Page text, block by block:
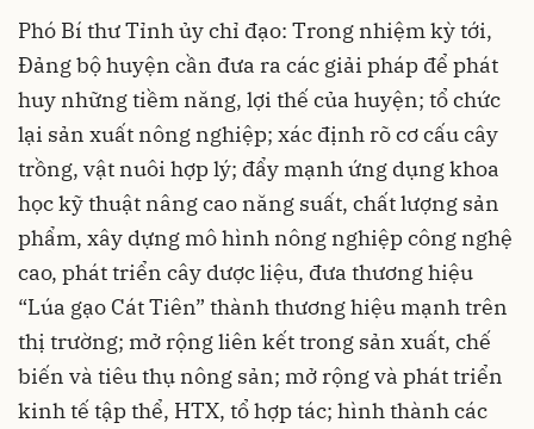
Phó Bí thư Tỉnh ủy chỉ đạo: Trong nhiệm kỳ tới,
Đảng bộ huyện cần đưa ra các giải pháp để phát
huy những tiềm năng, lợi thế của huyện; tổ chức
lại sản xuất nông nghiệp; xác định rõ cơ cấu cây
trồng, vật nuôi hợp lý; đẩy mạnh ứng dụng khoa
học kỹ thuật nâng cao năng suất, chất lượng sản
phẩm, xây dựng mô hình nông nghiệp công nghệ
cao, phát triển cây dược liệu, đưa thương hiệu
“Lúa gạo Cát Tiên” thành thương hiệu mạnh trên
thị trường; mở rộng liên kết trong sản xuất, chế
biến và tiêu thụ nông sản; mở rộng và phát triển
kinh tế tập thể, HTX, tổ hợp tác; hình thành các